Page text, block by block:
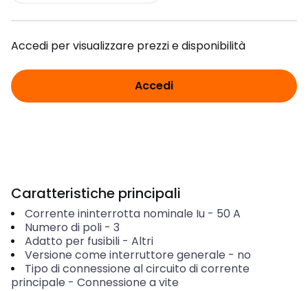
Accedi per visualizzare prezzi e disponibilità
Accedi
Caratteristiche principali
Corrente ininterrotta nominale Iu- 50 A
Numero di poli- 3
Adatto per fusibili- Altri
Versione come interruttore generale - no
Tipo di connessione al circuito di corrente
principale - Connessione a vite